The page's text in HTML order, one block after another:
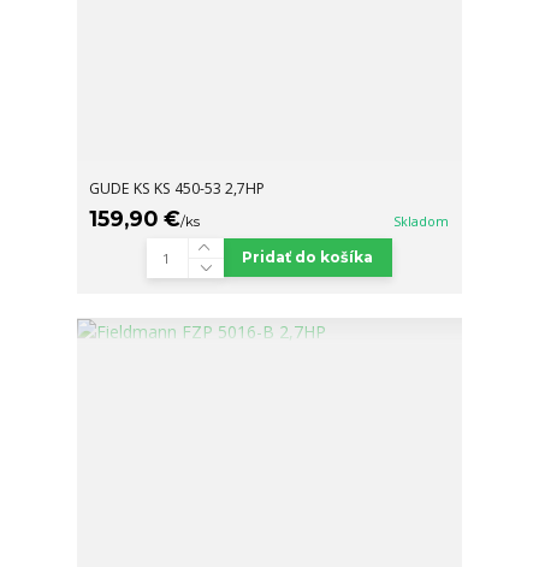
GUDE KS KS 450-53 2,7HP
159,90 €/ks Skladom
Pridať do košíka